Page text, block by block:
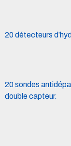
20 détecteurs
20 sondes
double capteur.